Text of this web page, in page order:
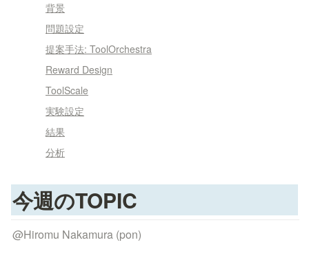
背景
問題設定
提案手法: ToolOrchestra
Reward Design
ToolScale
実験設定
結果
分析
今週のTOPIC
@Hiromu Nakamura (pon)